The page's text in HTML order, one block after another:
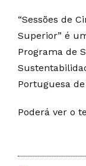
“Sessões de
Superior” é
Programa de
Portuguesa
Poderá ver o